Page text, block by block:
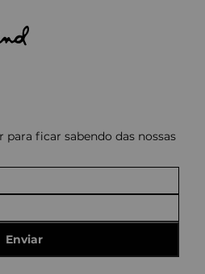
para ficar sabendo das nossas
Enviar